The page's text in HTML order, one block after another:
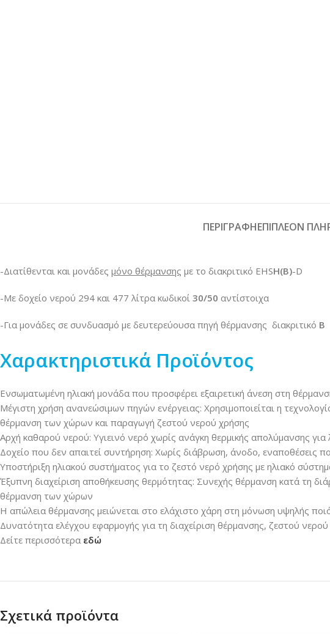
ΠΕΡΙΓΡΑΦΉΕΠΙΠΛΈΟΝ
-Διατίθενται και μονάδες μόνο θέρμανσης με το διακριτικό EHSH(Β)-D
-Mε δοχείο νερού 294 και 477 λίτρα κωδικοί 30/50 αντίστοιχα
-Για μονάδες σε συνδυασμό με δευτερεύουσα πηγή θέρμανσης διακριτικό B
Χαρακτηριστικά Προϊόντος
Ενσωματωμένη ηλιακή μονάδα που προσφέρει εξαιρετική άνεση στη
Μέγιστη χρήση ανανεώσιμων πηγών ενέργειας: Χρησιμοποιείται η
θέρμανση των χώρων και παραγωγή ζεστού νερού χρήσης
Αρχή καθαρού νερού: Υγιεινό νερό χωρίς ανάγκη θερμικής απολύμανσης για
Δοχείο που δεν απαιτεί συντήρηση: Χωρίς διάβρωση, άνοδο, εναποθέσεις
Υποστήριξη ηλιακού συστήματος για το ζεστό νερό χρήσης με ηλιακό
Έξυπνη διαχείριση αποθήκευσης θερμότητας: Συνεχής θέρμανση κατά τη
θέρμανση των χώρων
Η απώλεια θέρμανσης μειώνεται στο ελάχιστο χάρη στη μόνωση υψηλής
Δυνατότητα ελέγχου εφαρμογής για τη διαχείριση θέρμανσης, ζεστού νερού
Δείτε περισσότερα εδώ
Σχετικά προϊόντα